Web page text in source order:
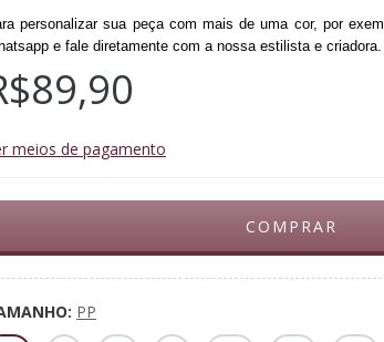
personalizar sua peça com mais de uma cor, por
e fale diretamente com a nossa estilista e criadora.
meios de pagamento
PP